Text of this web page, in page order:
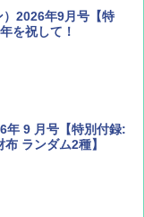
2026年9月号【特
を祝して！
年 9 月号【特別付録:
ランダム2種】